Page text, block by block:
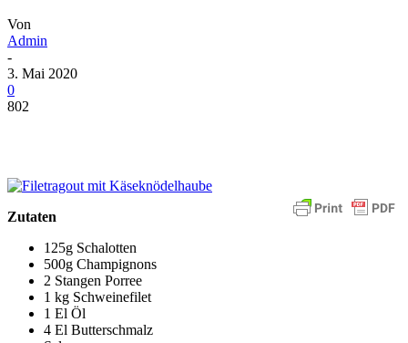
Von
Admin
-
3. Mai 2020
0
802
Zutaten
125g Schalotten
500g Champignons
2 Stangen Porree
1 kg Schweinefilet
1 El Öl
4 El Butterschmalz